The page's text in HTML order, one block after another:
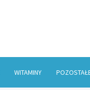
WITAMINY